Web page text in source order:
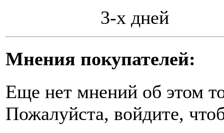
3-х дней
Мнения покупателей:
Еще нет мнений об этом
Пожалуйста, войдите,